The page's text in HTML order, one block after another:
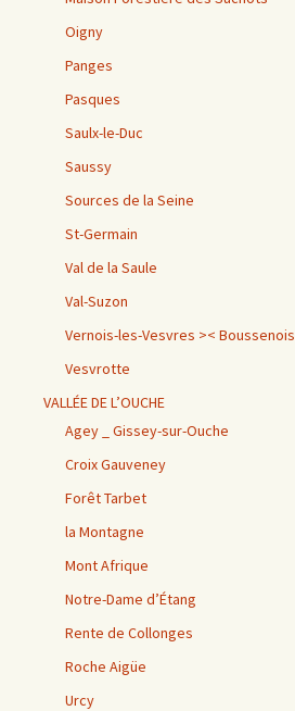
Oigny
Panges
Pasques
Saulx-le-Duc
Saussy
Sources de la Seine
St-Germain
Val de la Saule
Val-Suzon
Vernois-les-Vesvres >< Boussenois
Vesvrotte
VALLÉE DE L’OUCHE
Agey _ Gissey-sur-Ouche
Croix Gauveney
Forêt Tarbet
la Montagne
Mont Afrique
Notre-Dame d’Étang
Rente de Collonges
Roche Aigüe
Urcy